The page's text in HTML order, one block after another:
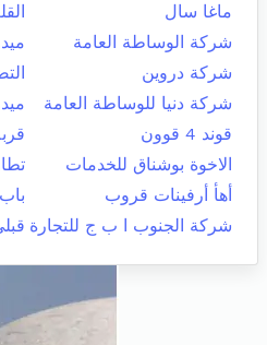
ماغا سال
شركة الوساطة العامة
شركة دروين
شركة دنيا للوساطة العامة
قوند 4 قوون
الاخوة بوشناق للخدمات
أهأ أرفينات قروب
شركة الجنوب ا ب ج للتجارة